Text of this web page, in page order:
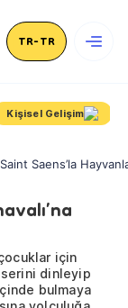
TR-TR
Kişisel Gelişim
Saint Saens’la
için
dinleyip
bulmaya